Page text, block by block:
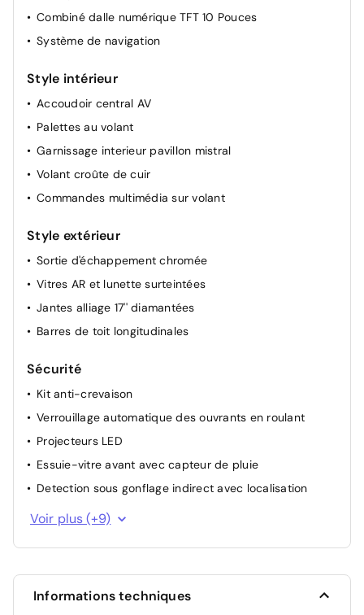
Combiné dalle numérique TFT 10 Pouces
Système de navigation
Style intérieur
Accoudoir central AV
Palettes au volant
Garnissage interieur pavillon mistral
Volant croûte de cuir
Commandes multimédia sur volant
Style extérieur
Sortie d'échappement chromée
Vitres AR et lunette surteintées
Jantes alliage 17'' diamantées
Barres de toit longitudinales
Sécurité
Kit anti-crevaison
Verrouillage automatique des ouvrants en roulant
Projecteurs LED
Essuie-vitre avant avec capteur de pluie
Detection sous gonflage indirect avec localisation
Allumage automatique des feux de croisement
Aide au stationnement AV + AR
Voir plus (+9)
Informations techniques